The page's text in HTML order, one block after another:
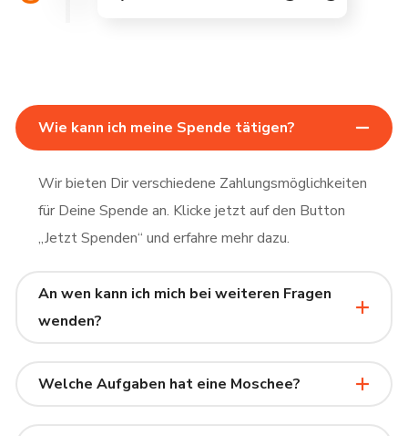
Wie kann ich meine Spende tätigen?
Wir bieten Dir verschiedene Zahlungsmöglichkeiten
für Deine Spende an. Klicke jetzt auf den Button
„Jetzt Spenden“ und erfahre mehr dazu.
An wen kann ich mich bei weiteren Fragen
wenden?
Welche Aufgaben hat eine Moschee?